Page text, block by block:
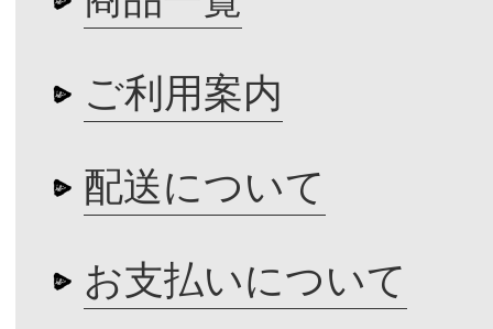
ご利用案内
配送について
お支払いについて